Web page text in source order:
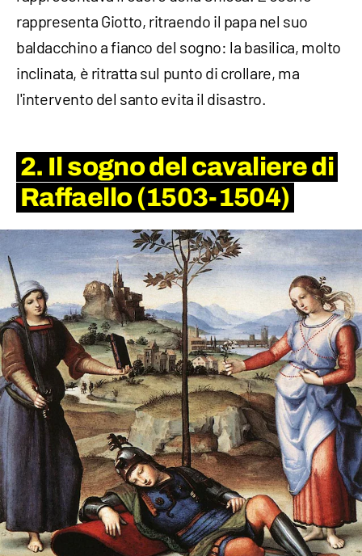
rappresenta Giotto, ritraendo il papa nel suo
baldacchino a fianco del sogno: la basilica, molto
inclinata, è ritratta sul punto di crollare, ma
l'intervento del santo evita il disastro.
2. Il sogno del cavaliere di
Raffaello (1503-1504)